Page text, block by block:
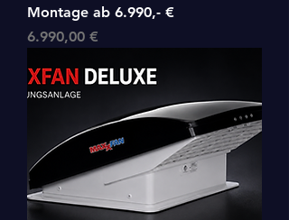
Montage ab 6.990,- €
Preis
6.990,00 €